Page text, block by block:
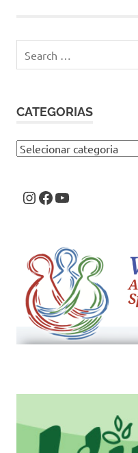
for:
CATEGORIAS
Categorias
Instagram
Facebook
Youtube